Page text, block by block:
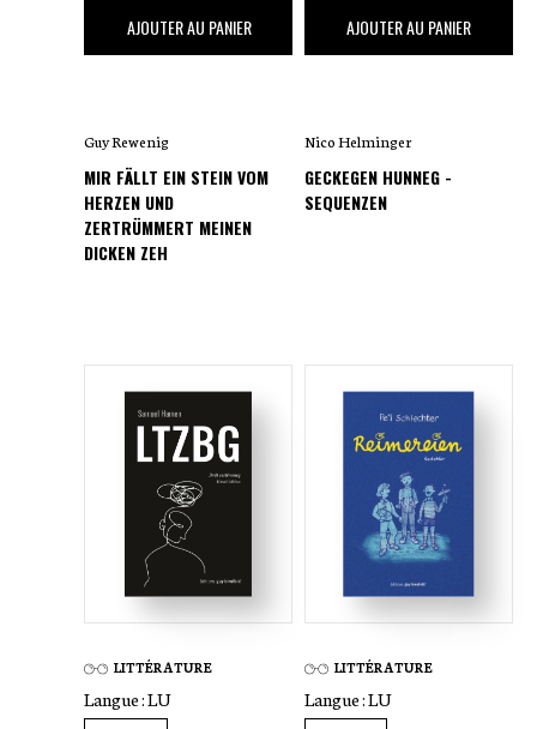
,00 €AJOUTER AU PANIER
Guy Rewenig
MIR FÄLLT EIN STEIN VOM
HERZEN UND
ZERTRÜMMERT MEINEN
DICKEN ZEH
,00 €AJOUTER AU PANIER
Nico Helminger
GECKEGEN HUNNEG -
SEQUENZEN
LITTÉRATURE
Langue :LU
LITTÉRATURE
Langue :LU